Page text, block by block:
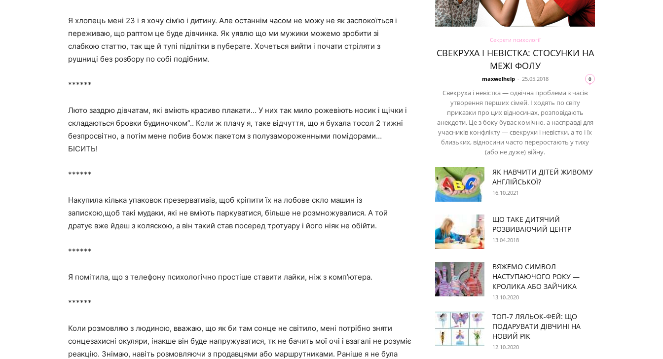
Я хлопець мені 23 і я хочу сім’ю і дитину. Але останнім часом не можу не як заспокоїться і
переживаю, що раптом це буде дівчинка. Як уявлю що ми мужики можемо зробити зі
слабкою статтю, так ще й тупі підлітки в пуберате. Хочеться вийти і почати стріляти з
рушниці без розбору по собі подібним.
******
Люто заздрю дівчатам, які вміють красиво плакати… У них так мило рожевіють носик і щічки і
складаються бровки будиночком”.. Коли ж плачу я, таке відчуття, що я бухала тосол 2 тижні
безпросвітно, а потім мене побив бомж пакетом з полузамороженными помідорами…
БІСИТЬ!
******
Накупила кілька упаковок презервативів, щоб кріпити їх на лобове скло машин із
запискою,щоб такі мудаки, які не вміють паркуватися, більше не розмножувалися. А той
дратує вже йдеш з коляскою, а він такий став посеред тротуару і його ніяк не обійти.
******
Я помітила, що з телефону психологічно простіше ставити лайки, ніж з комп’ютера.
******
Коли розмовляю з людиною, вважаю, що як би там сонце не світило, мені потрібно зняти
сонцезахисні окуляри, інакше він буде напружуватися, тк не бачить мої очі і взагалі не розуміє
реакцію. Знімаю, навіть розмовляючи з продавцями або маршрутниками. Раніше я не була
Секрети психології
СВЕКРУХА І НЕВІСТКА: СТОСУНКИ НА
МЕЖІ ФОЛУ
maxwelhelp - 25.05.2018 0
Свекруха і невістка — одвічна проблема з часів
утворення перших сімей. І ходять по світу
приказки про цих відносинах, розповідають
анекдоти. Це з боку буває комічно, а насправді для
учасників конфлікту — свекрухи і невістки, а то і їх
близьких, відносини часто переростають у тиху
(або не дуже) війну.
ЯК НАВЧИТИ ДІТЕЙ ЖИВОМУ
АНГЛІЙСЬКОЇ?
16.10.2021
ЩО ТАКЕ ДИТЯЧИЙ
РОЗВИВАЮЧИЙ ЦЕНТР
13.04.2018
ВЯЖЕМО СИМВОЛ
НАСТУПАЮЧОГО РОКУ —
КРОЛИКА АБО ЗАЙЧИКА
13.10.2020
ТОП-7 ЛЯЛЬОК-ФЕЙ: ЩО
ПОДАРУВАТИ ДІВЧИНІ НА
НОВИЙ РІК
12.10.2020